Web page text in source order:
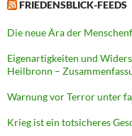
FRIEDENSBLICK-FEEDS
Die neue Ära der
Eigenartigkeiten und
Heilbronn –
Warnung vor Terror unter
Krieg ist ein totsicheres